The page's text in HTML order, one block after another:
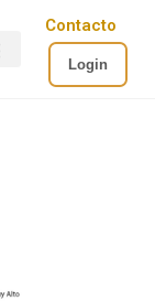
Contacto
Login